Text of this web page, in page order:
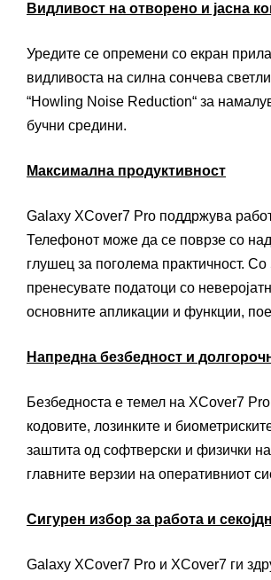
Видливост на отворено и јасна
Уредите се опремени со екран
видливоста на силна сончева
“Howling Noise Reduction“ за
бучни средини.
Максимална продуктивност
Galaxy XCover7 Pro поддржува
Телефонот може да се поврзе со
глушец за поголема практичност.
пренесувате податоци со
основните апликации и функции,
Напредна безбедност и
Безбедноста е темел на XCover7
кодовите, лозинките и
заштита од софтверски и физички
главните верзии на оперативниот
Сигурен избор за работа и
Galaxy XCover7 Pro и XCover7 ги